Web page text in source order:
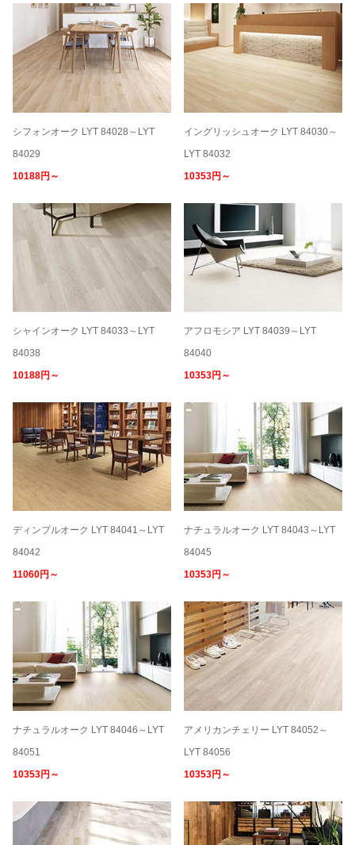
シフォンオーク LYT 84028～LYT
84029
10188円～
イングリッシュオーク LYT 84030～
LYT 84032
10353円～
シャインオーク LYT 84033～LYT
84038
10188円～
アフロモシア LYT 84039～LYT
84040
10353円～
ディンプルオーク LYT 84041～LYT
84042
11060円～
ナチュラルオーク LYT 84043～LYT
84045
10353円～
ナチュラルオーク LYT 84046～LYT
84051
10353円～
アメリカンチェリー LYT 84052～
LYT 84056
10353円～